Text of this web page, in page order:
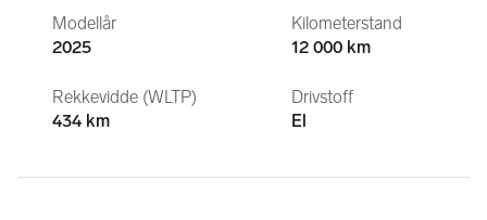
Modellår
2025
Kilometerstand
12 000 km
Rekkevidde (WLTP)
434 km
Drivstoff
El